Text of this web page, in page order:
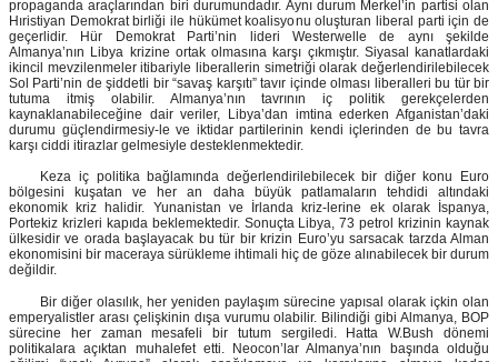
propaganda araçlarından biri durumundadır. Aynı durum Merkel’in partisi olan
Hıristiyan Demokrat birliği ile hükümet koalisyonu oluşturan liberal parti için de
geçerlidir. Hür Demokrat Parti’nin lideri Westerwelle de aynı şekilde
Almanya’nın Libya krizine ortak olmasına karşı çıkmıştır. Siyasal kanatlardaki
ikincil mevzilenmeler itibariyle liberallerin simetriği olarak değerlendirilebilecek
Sol Parti’nin de şiddetli bir “savaş karşıtı” tavır içinde olması liberalleri bu tür bir
tutuma itmiş olabilir. Almanya’nın tavrının iç politik gerekçelerden
kaynaklanabileceğine dair veriler, Libya’dan imtina ederken Afganistan’daki
durumu güçlendirmesiy-le ve iktidar partilerinin kendi içlerinden de bu tavra
karşı ciddi itirazlar gelmesiyle desteklenmektedir.
Keza iç politika bağlamında değerlendirilebilecek bir diğer konu Euro
bölgesini kuşatan ve her an daha büyük patlamaların tehdidi altındaki
ekonomik kriz halidir. Yunanistan ve İrlanda kriz-lerine ek olarak İspanya,
Portekiz krizleri kapıda beklemektedir. Sonuçta Libya, 73 petrol krizinin kaynak
ülkesidir ve orada başlayacak bu tür bir krizin Euro’yu sarsacak tarzda Alman
ekonomisini bir maceraya sürükleme ihtimali hiç de göze alınabilecek bir durum
değildir.
Bir diğer olasılık, her yeniden paylaşım sürecine yapısal olarak içkin olan
emperyalistler arası çelişkinin dışa vurumu olabilir. Bilindiği gibi Almanya, BOP
sürecine her zaman mesafeli bir tutum sergiledi. Hatta W.Bush dönemi
politikalara açıktan muhalefet etti. Neocon’lar Almanya’nın başında olduğu